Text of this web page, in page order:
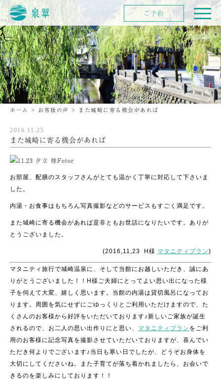
ホーム > お客様の声 > また城崎に寄る機会があれば
2016.11.25
また城崎に寄る機会があれば
お部屋、配膳のスタッフさんがとても温かく丁寧に対応して下さいま
した。
内湯・お食事はもちろん写真撮影などのサービスもすごく満足です。
また城崎に寄る機会があれば是非ともお世話になりたいです。ありが
とうございました。
(2016,11,23 H様 マタニティプラン)
マタニティ旅行で城崎温泉に、そして当館にお越しいただき、誠にあ
りがとうございました！！H様ご夫婦にとってよい思い出になった様
子を伺えて大変、嬉しく思います。当館の内湯は貸切風呂になってお
ります。周囲を気にせずにごゆっくりとご利用いただけますので、た
くさんのお客様から好評をいただいております♪新しいご家族が誕生
されるので、お二人の思い出作りにと思い、 マタニティプラン をご利
用のお客様に記念写真を撮影させていただいておりますが、喜んでい
ただき何よりでございます♪当日も寒い日でしたが、どうぞお身体を
大切にしてくださいね。また子育てが落ち着かれましたら、お会いで
きるのを楽しみにしております！！
ご予約